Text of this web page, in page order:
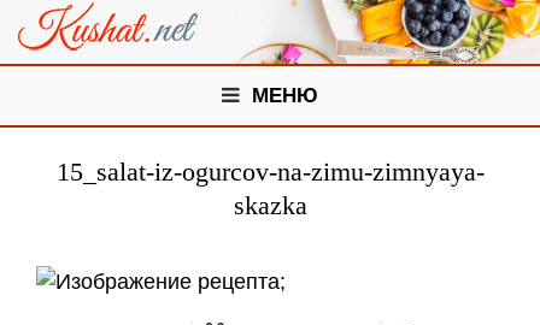
МЕНЮ
15_salat-iz-ogurcov-na-zimu-zimnyaya-
skazka
;